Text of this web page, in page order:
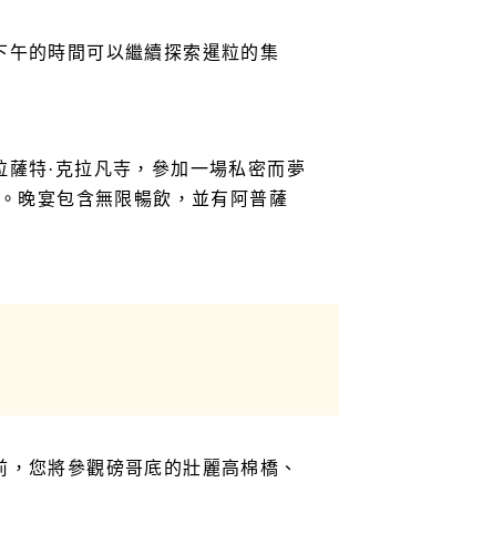
的時間可以繼續探索暹粒的集
特·克拉凡寺，參加一場私密而夢
晚宴包含無限暢飲，並有阿普薩
您將參觀磅哥底的壯麗高棉橋、